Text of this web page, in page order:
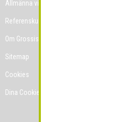
Allmänna villkor
Referenskunder
Om Grossist.se
Sitemap
Cookies
Dina Cookie-prefenser